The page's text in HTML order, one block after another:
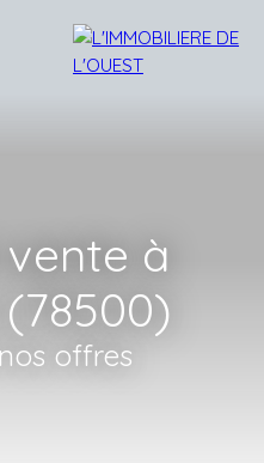
Estimation Vendre
à
offres